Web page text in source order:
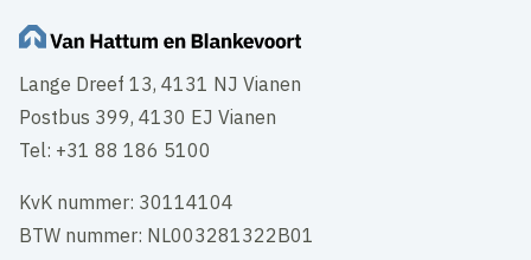
Lange Dreef 13, 4131 NJ Vianen
Postbus 399, 4130 EJ Vianen
Tel: +31 88 186 5100
KvK nummer: 30114104
BTW nummer: NL003281322B01